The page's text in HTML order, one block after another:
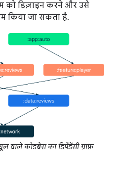
को डिज़ाइन करने और उसे
किया जा सकता है.
वाले कोडबेस का डिपेंडेंसी ग्राफ़